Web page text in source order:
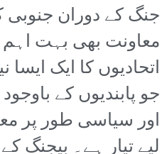
جنگ کے دوران
معاونت بھی بہت
اتحادیوں کا ایک ایسا
جو پابندیوں کے
اور سیاسی طور پر